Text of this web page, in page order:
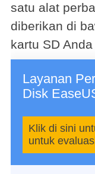
satu alat
diberikan di
kartu SD
Layanan
Disk
Klik di sini
untuk